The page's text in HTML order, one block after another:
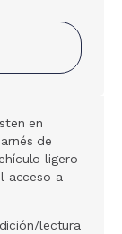
en
de
ligero
acceso a
lectura